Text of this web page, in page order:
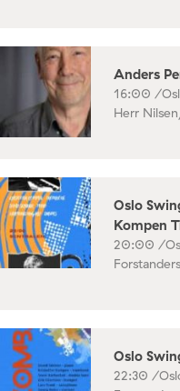
Anders
16:00 /
Herr
Oslo
Kompen
20:00 /
Oslo
22:30 /